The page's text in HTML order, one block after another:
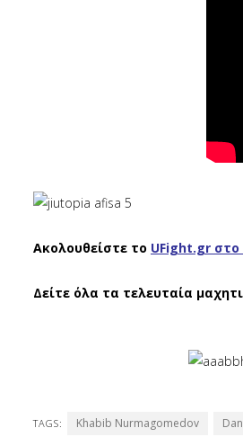
Ακολουθείστε το UFight.gr στο
Δείτε όλα τα τελευταία
TAGS: Khabib Nurmagomedov